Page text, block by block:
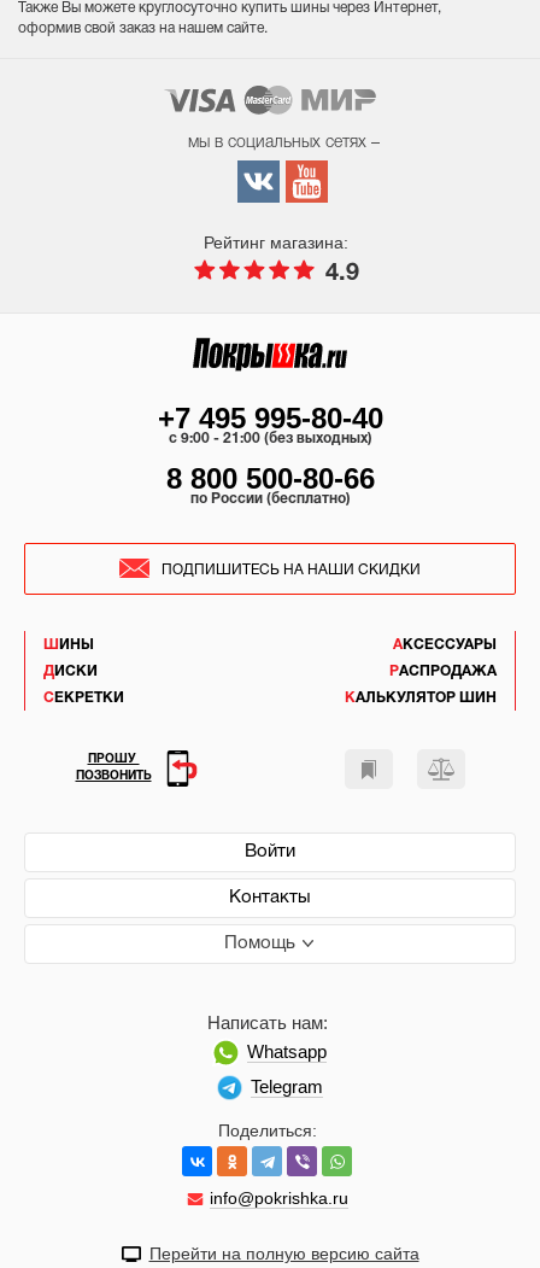
Также Вы можете круглосуточно купить шины через Интернет,
оформив свой заказ на нашем сайте.
мы в социальных сетях –
Рейтинг магазина:
4.9
ШИНЫ
ДИСКИ
СЕКРЕТКИ
АКСЕССУАРЫ
РАСПРОДАЖА
КАЛЬКУЛЯТОР ШИН
Войти
Контакты
Помощь
Поделиться:
info@pokrishka.ru
Написать нам:
Whatsapp
Telegram
+7 495 995-80-40
c 9:00 - 21:00 (без выходных)
8 800 500-80-66
по России (бесплатно)
ПОДПИШИТЕСЬ НА НАШИ СКИДКИ
ПРОШУ
ПОЗВОНИТЬ
Перейти на полную версию сайта